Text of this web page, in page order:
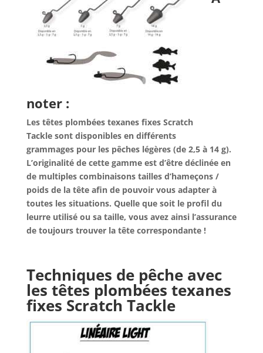
noter :
Les têtes plombées texanes fixes Scratch
Tackle sont disponibles en différents
grammages pour les pêches légères (de 2,5 à 14 g).
L’originalité de cette gamme est d’être déclinée en
de multiples combinaisons tailles d’hameçons /
poids de la tête afin de pouvoir vous adapter à
toutes les situations. Quelle que soit le profil du
leurre utilisé ou sa taille, vous avez ainsi l’assurance
de toujours trouver la tête correspondante !
Techniques de pêche avec
les têtes plombées texanes
fixes Scratch Tackle